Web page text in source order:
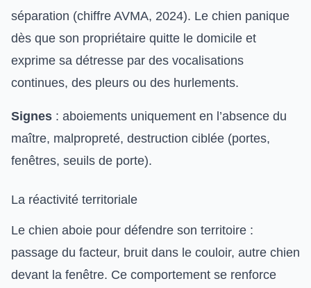
séparation (chiffre AVMA, 2024). Le chien panique
dès que son propriétaire quitte le domicile et
exprime sa détresse par des vocalisations
continues, des pleurs ou des hurlements.
Signes : aboiements uniquement en l’absence du
maître, malpropreté, destruction ciblée (portes,
fenêtres, seuils de porte).
La réactivité territoriale
Le chien aboie pour défendre son territoire :
passage du facteur, bruit dans le couloir, autre chien
devant la fenêtre. Ce comportement se renforce